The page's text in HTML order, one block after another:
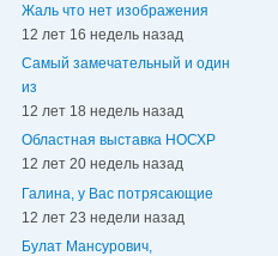
Жаль что нет изображения
12 лет 16 недель назад
Самый замечательный и один
из
12 лет 18 недель назад
Областная выставка НОСХР
12 лет 20 недель назад
Галина, у Вас потрясающие
12 лет 23 недели назад
Булат Мансурович,